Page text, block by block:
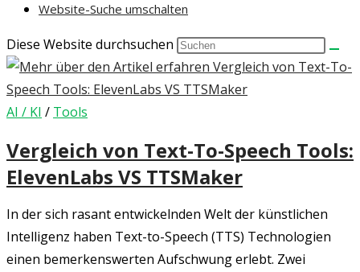
Website-Suche umschalten
Diese Website durchsuchen
AI / KI / Tools
Vergleich von Text-To-Speech Tools:
ElevenLabs VS TTSMaker
In der sich rasant entwickelnden Welt der künstlichen
Intelligenz haben Text-to-Speech (TTS) Technologien
einen bemerkenswerten Aufschwung erlebt. Zwei